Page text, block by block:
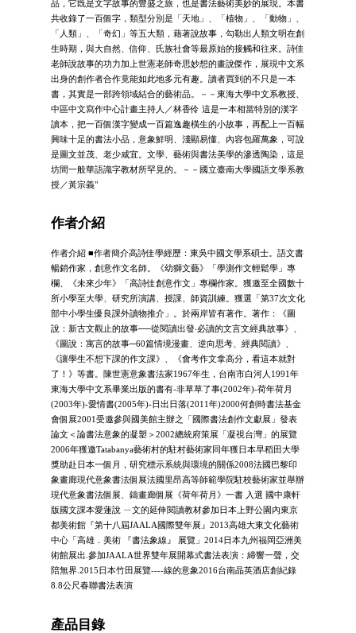
品，它既是文字故事的豐盛之旅，也是書法藝術美妙的展現。本書
共收錄了一百個字，類型分別是「天地」、「植物」、「動物」、
「人類」、「奇幻」等五大類，藉著說故事，勾勒出人類文明在創
生時期，與大自然、信仰、氏族社會等最原始的接觸和往來。詩佳
老師說故事的功力加上世憲老師奇思妙想的畫說傑作，展現中文系
出身的創作者合作竟能如此地多元有趣。讀者買到的不只是一本
書，其實是一部跨領域結合的藝術品。－－東海大學中文系教授、
中區中文寫作中心計畫主持人／林香伶 這是一本相當特別的漢字
讀本，把一百個漢字變成一百篇逸趣橫生的小故事，再配上一百幅
興味十足的書法小品，意象鮮明、淺顯易懂、內容包羅萬象，可說
是圖文並茂、老少咸宜。文學、藝術與書法美學的滲透陶染，這是
坊間一般華語識字教材所罕見的。－－國立臺南大學國語文學系教
授／黃宗義"
作者介紹
作者介紹 ■作者簡介高詩佳學經歷：東吳中國文學系碩士。語文書
暢銷作家，創意作文名師。《幼獅文藝》「學測作文輕鬆學」專
欄、《未來少年》「高詩佳創意作文」專欄作家。獲邀至全國數十
所小學至大學、研究所演講、授課、師資訓練。獲選「第37次文化
部中小學生優良課外讀物推介」。於兩岸皆有著作。著作：《圖
說：新古文觀止的故事──從閱讀出發‧必讀的文言文經典故事》、
《圖說：寓言的故事─60篇情境漫畫、逆向思考、經典閱讀》、
《讓學生不想下課的作文課》、《會考作文拿高分，看這本就對
了！》等書。陳世憲意象書法家1967年生，台南市白河人1991年
東海大學中文系畢業出版的書有-非草草了事(2002年)-荷年荷月
(2003年)-愛情書(2005年)-日出日落(2011年)2000何創時書法基金
會個展2001受邀參與國美館主辦之「國際書法創作文獻展」發表
論文＜論書法意象的凝塑＞2002總統府策展「凝視台灣」的展覽
2006年獲邀Tatabanya藝術村的駐村藝術家同年獲日本早稻田大學
獎助赴日本一個月，研究標示系統與環境的關係2008法國巴黎印
象畫廊現代意象書法個展法國里昂高等師範學院駐校藝術家並舉辦
現代意象書法個展、鑄畫廊個展《荷年荷月》一書 入選 國中康軒
版國文課本愛蓮說 ㄧ文的延伸閱讀教材參加日本上野公園內東京
都美術館『第十八屆JAALA國際雙年展』2013高雄大東文化藝術
中心「高雄．美術 『書法象線』 展覽」2014日本九州福岡亞洲美
術館展出.參加JAALA世界雙年展開幕式書法表演：締響一聲，交
陪無界.2015日本竹田展覽----線的意象2016台南晶英酒店創紀錄
8.8公尺春聯書法表演
產品目錄